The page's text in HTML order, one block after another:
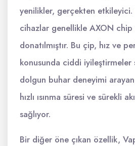
yenilikler, gerçekten
cihazlar genellikle AXON
donatılmıştır. Bu çip, hız ve
konusunda ciddi iyileştirmeler
dolgun buhar deneyimi arayan
hızlı ısınma süresi ve sürekli
sağlıyor.
Bir diğer öne çıkan özellik,